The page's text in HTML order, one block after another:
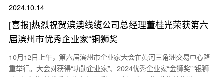
2024.10.14
[喜报]热烈祝贺滨澳线缆公司总经理董桂光荣获第六
届滨州市优秀企业家“铜狮奖
10月12日上午，第六届滨州市企业家大会在黄河三角洲交易中心隆
重举行。大会对获得“功勋企业家”、2024优秀企业家“金狮奖”“银狮